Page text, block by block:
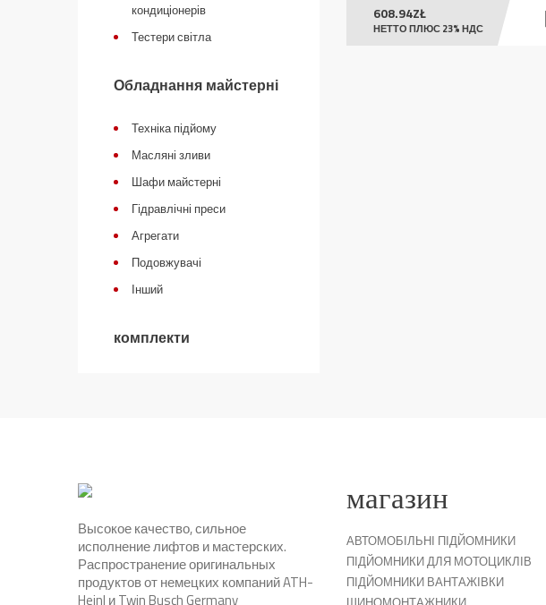
кондиціонерів
Тестери світла
Обладнання майстерні
Техніка підйому
Масляні зливи
Шафи майстерні
Гідравлічні преси
Агрегати
Подовжувачі
Інший
комплекти
608.94ZŁ
НЕТТО ПЛЮС 23% НДС
Высокое качество, сильное
исполнение лифтов и мастерских.
Распространение оригинальных
продуктов от немецких компаний ATH-
Heinl и Twin Busch Germany
магазин
АВТОМОБІЛЬНІ ПІДЙОМНИКИ
ПІДЙОМНИКИ ДЛЯ МОТОЦИКЛІВ
ПІДЙОМНИКИ ВАНТАЖІВКИ